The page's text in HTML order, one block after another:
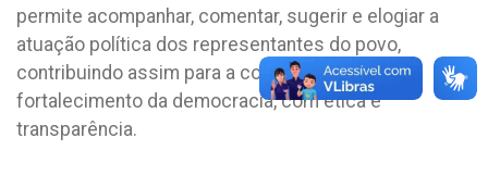
permite acompanhar, comentar, sugerir e elogiar a
atuação política dos representantes do povo,
contribuindo assim para a construção e
fortalecimento da democracia, com ética e
transparência.